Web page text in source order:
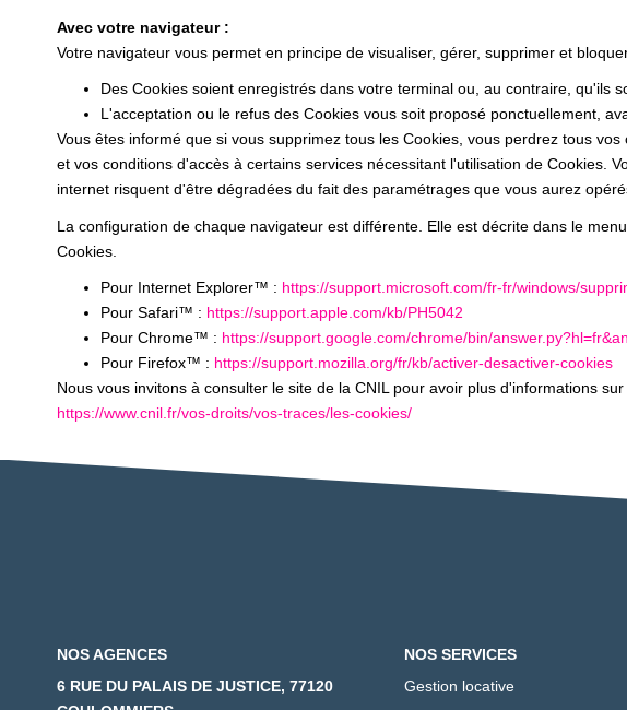
Avec votre navigateur :
Votre navigateur vous permet en principe de visualiser, gérer, supprimer et
Des Cookies soient enregistrés dans votre terminal ou, au contraire, qu'ils
L'acceptation ou le refus des Cookies vous soit proposé ponctuellement,
Vous êtes informé que si vous supprimez tous les Cookies, vous perdrez tous
et vos conditions d'accès à certains services nécessitant l'utilisation de Cookies.
internet risquent d'être dégradées du fait des paramétrages que vous aurez
La configuration de chaque navigateur est différente. Elle est décrite dans le
Cookies.
Pour Internet Explorer™ : https://support.microsoft.com/fr-fr/windows/
Pour Safari™ : https://support.apple.com/kb/PH5042
Pour Chrome™ : https://support.google.com/chrome/bin/
Pour Firefox™ : https://support.mozilla.org/fr/kb/activer-desactiver-cookies
Nous vous invitons à consulter le site de la CNIL pour avoir plus d'informations
https://www.cnil.fr/vos-droits/vos-traces/les-cookies/
NOS AGENCES
6 RUE DU PALAIS DE JUSTICE, 77120
NOS SERVICES
Gestion locative